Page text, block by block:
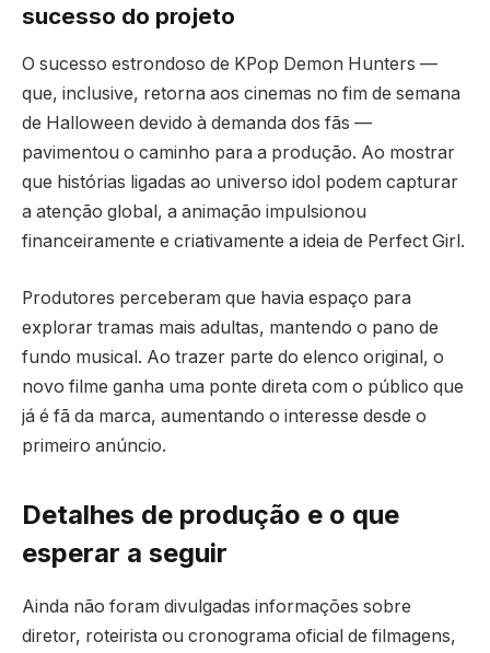
sucesso do projeto
O sucesso estrondoso de KPop Demon Hunters —
que, inclusive, retorna aos cinemas no fim de semana
de Halloween devido à demanda dos fãs —
pavimentou o caminho para a produção. Ao mostrar
que histórias ligadas ao universo idol podem capturar
a atenção global, a animação impulsionou
financeiramente e criativamente a ideia de Perfect Girl.
Produtores perceberam que havia espaço para
explorar tramas mais adultas, mantendo o pano de
fundo musical. Ao trazer parte do elenco original, o
novo filme ganha uma ponte direta com o público que
já é fã da marca, aumentando o interesse desde o
primeiro anúncio.
Detalhes de produção e o que
esperar a seguir
Ainda não foram divulgadas informações sobre
diretor, roteirista ou cronograma oficial de filmagens,